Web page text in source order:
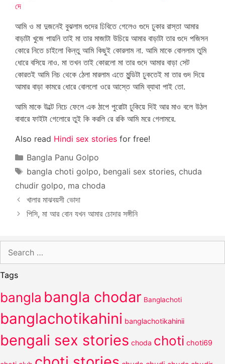
দে
আমি ও মা দুজনেই বুঝলাম গুদের ঢিবিতে গেলেও গুদে ঢুকার রাস্তা আমার
বাড়াটা খুজে পায়নি তাই মা তার মাজাটা উচিয়ে আমার বাড়াটা তার গুদে পজিসন
কোরে নিতে চাইলো কিন্তু আমি কিছুই কোরলাম না. আমি মাকে বোললাম তুমি
ধোরে বসিয়ে নাও. মা তখন তাই কোরলো মা তার গুদে আমার বাড়া সেট
কোরতই আমি নিচ থেকে ঠেলা মারলাম এতে মুন্ডিটা ঢুকতেই মা তার গুদ দিয়ে
আমার বাড়া কামরে ধোরে বোললো ওরে আস্তে আমি ব্যাথা পাই তো.
আমি মাকে উল্টে নিচে ফেলে এক ঠাপে পুরোটা ঢুকিয়ে দিই আর মাও বলে উঠল
বাবারে ফাইটা গেলোরে তুই কি করলি রে রকি আমি মরে গেলামরে.
Also read Hindi sex stories for free!
Categories
Bangla Panu Golpo
Tags
bangla choti golpo, bengali sex stories, chuda
chudir golpo, ma choda
খালার মাঝবয়সী ভোদা
পিসি, মা আর বোন যখন আমার চোদার সঙ্গীনি
for:
Tags
bangla bangla chodar Banglachoti
banglachotikahini banglachotikahinii
bengali sex stories choda choti choti69